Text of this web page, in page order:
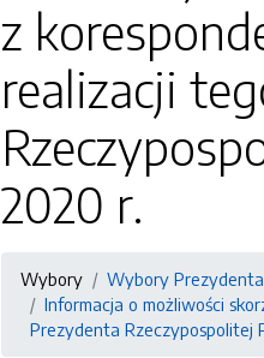
z
realizacji
2020 r.
Wybory
Wybory
Informacja o możliwości
Prezydenta Rzeczypospolitej